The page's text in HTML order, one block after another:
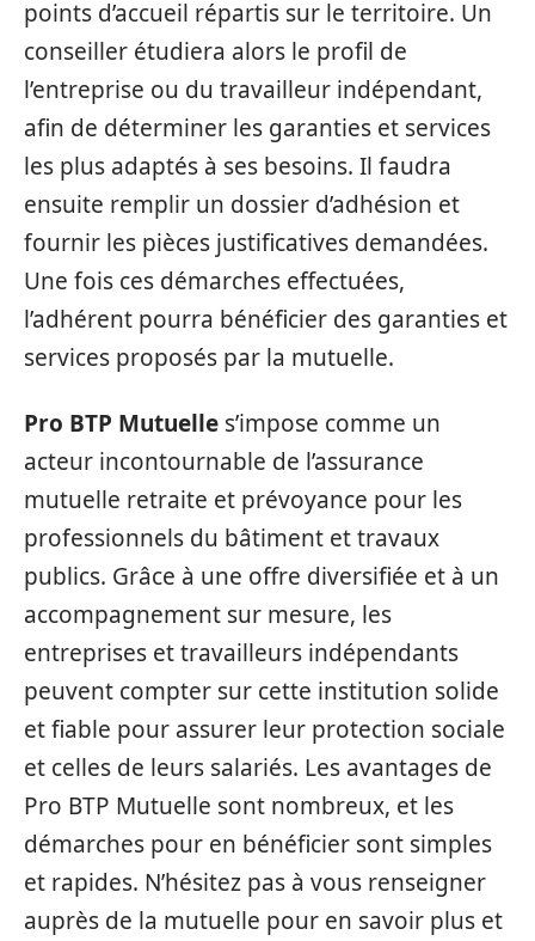
points d’accueil répartis sur le territoire. Un
conseiller étudiera alors le profil de
l’entreprise ou du travailleur indépendant,
afin de déterminer les garanties et services
les plus adaptés à ses besoins. Il faudra
ensuite remplir un dossier d’adhésion et
fournir les pièces justificatives demandées.
Une fois ces démarches effectuées,
l’adhérent pourra bénéficier des garanties et
services proposés par la mutuelle.
Pro BTP Mutuelle s’impose comme un
acteur incontournable de l’assurance
mutuelle retraite et prévoyance pour les
professionnels du bâtiment et travaux
publics. Grâce à une offre diversifiée et à un
accompagnement sur mesure, les
entreprises et travailleurs indépendants
peuvent compter sur cette institution solide
et fiable pour assurer leur protection sociale
et celles de leurs salariés. Les avantages de
Pro BTP Mutuelle sont nombreux, et les
démarches pour en bénéficier sont simples
et rapides. N’hésitez pas à vous renseigner
auprès de la mutuelle pour en savoir plus et